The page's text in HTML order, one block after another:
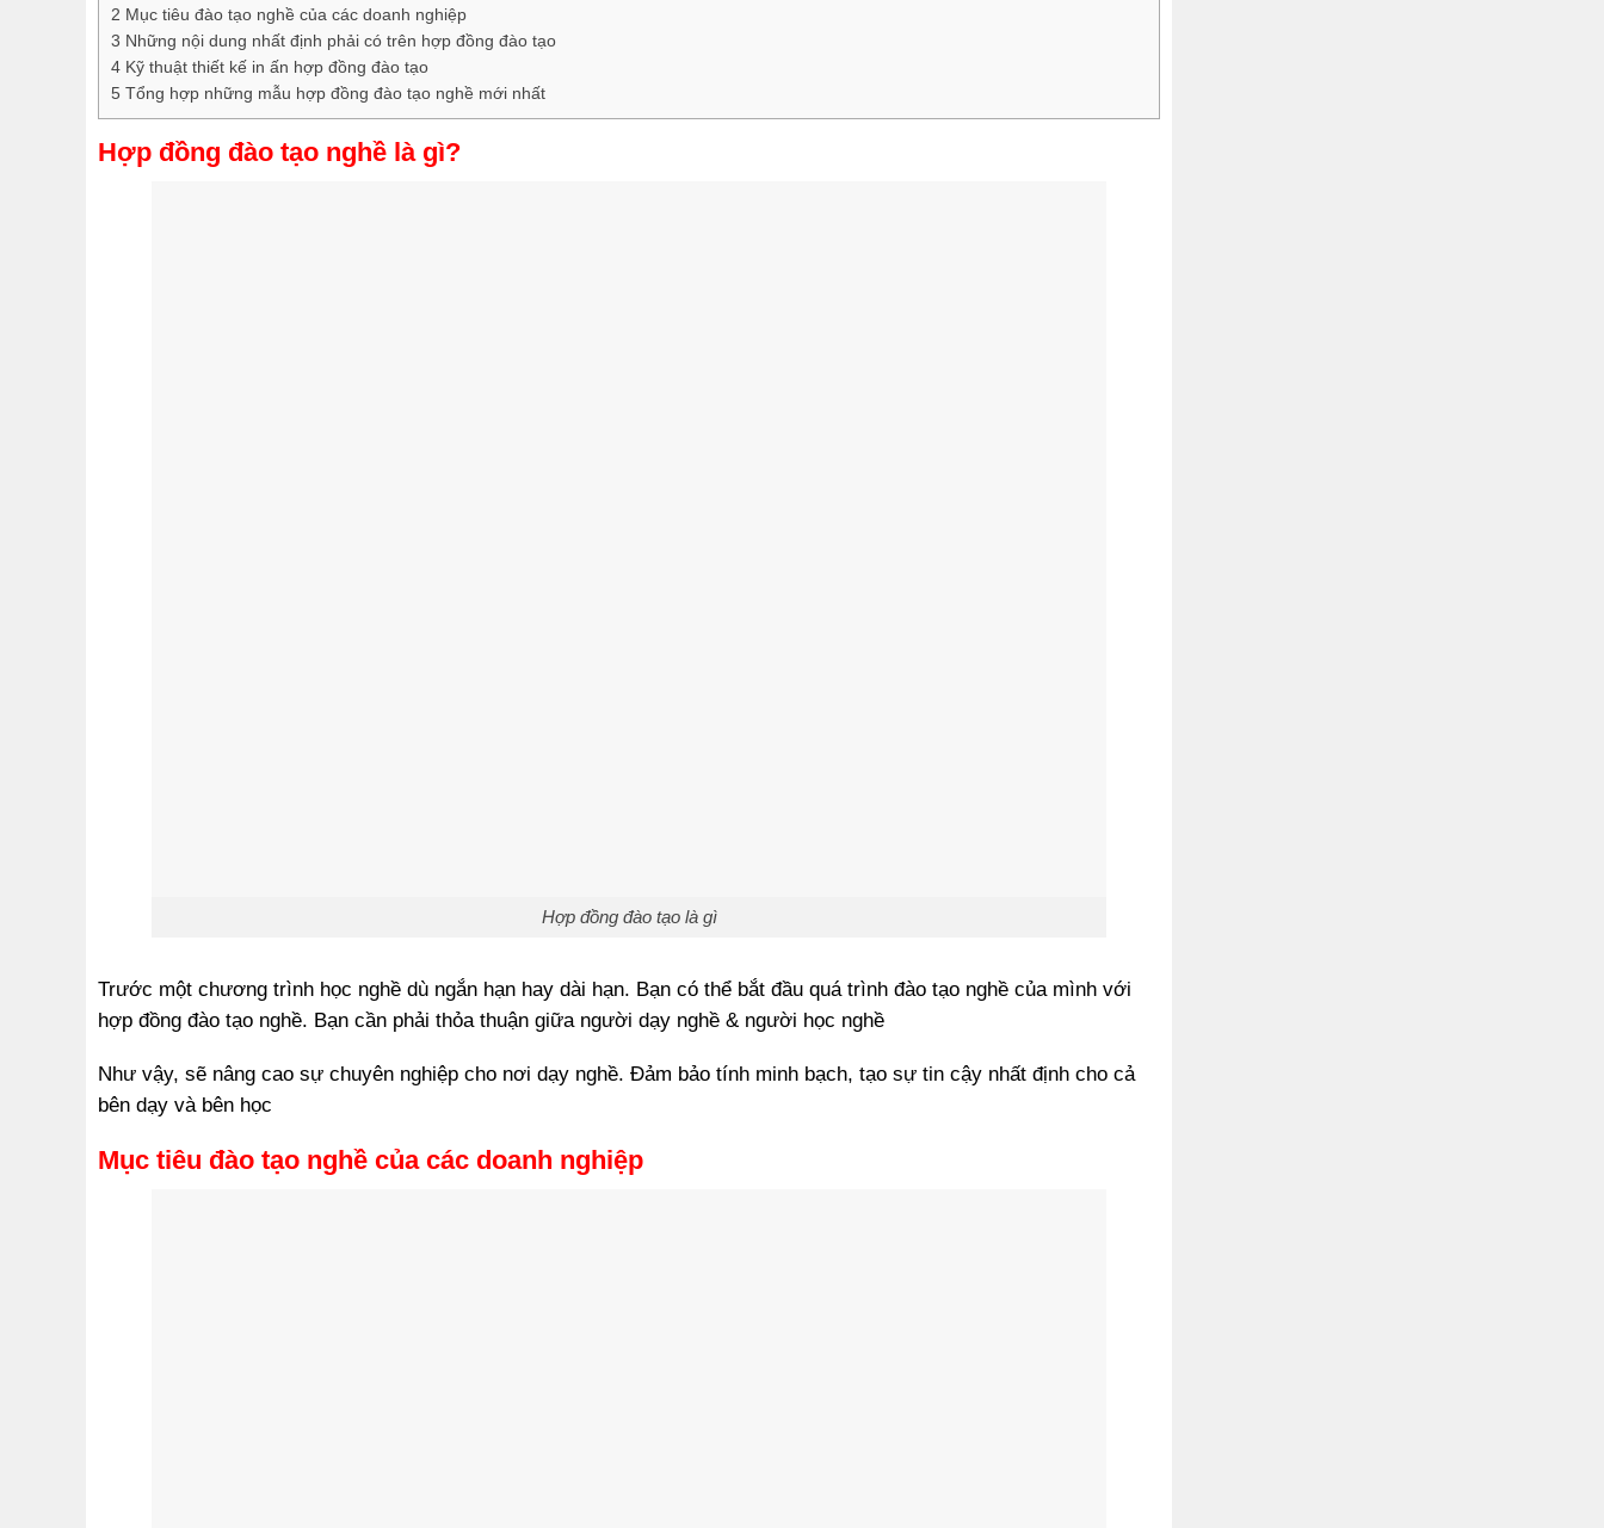
2 Mục tiêu đào tạo nghề của các doanh nghiệp
3 Những nội dung nhất định phải có trên hợp đồng đào tạo
4 Kỹ thuật thiết kế in ấn hợp đồng đào tạo
5 Tổng hợp những mẫu hợp đồng đào tạo nghề mới nhất
Hợp đồng đào tạo nghề là gì?
Hợp đồng đào tạo là gì
Trước một chương trình học nghề dù ngắn hạn hay dài hạn. Bạn có thể bắt đầu quá trình đào tạo nghề của mình với
hợp đồng đào tạo nghề. Bạn cần phải thỏa thuận giữa người dạy nghề & người học nghề
Như vậy, sẽ nâng cao sự chuyên nghiệp cho nơi dạy nghề. Đảm bảo tính minh bạch, tạo sự tin cậy nhất định cho cả
bên dạy và bên học
Mục tiêu đào tạo nghề của các doanh nghiệp